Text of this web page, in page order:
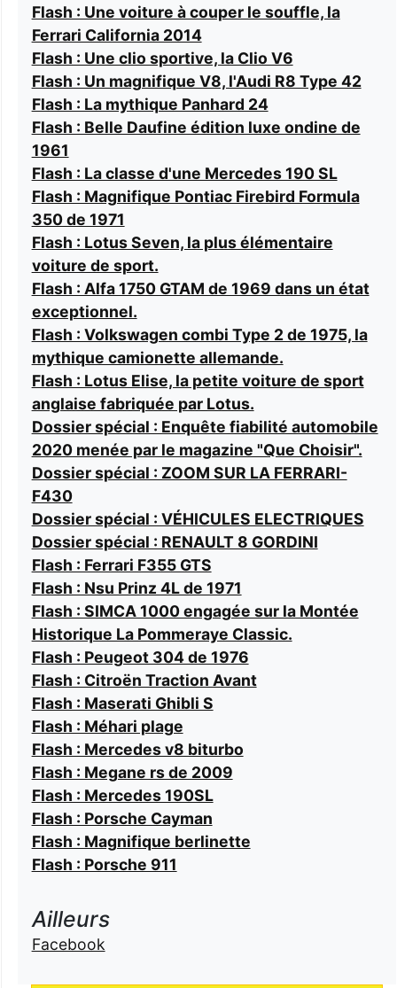
Flash : Une voiture à couper le souffle, la
Ferrari California 2014
Flash : Une clio sportive, la Clio V6
Flash : Un magnifique V8, l'Audi R8 Type 42
Flash : La mythique Panhard 24
Flash : Belle Daufine édition luxe ondine de
1961
Flash : La classe d'une Mercedes 190 SL
Flash : Magnifique Pontiac Firebird Formula
350 de 1971
Flash : Lotus Seven, la plus élémentaire
voiture de sport.
Flash : Alfa 1750 GTAM de 1969 dans un état
exceptionnel.
Flash : Volkswagen combi Type 2 de 1975, la
mythique camionette allemande.
Flash : Lotus Elise, la petite voiture de sport
anglaise fabriquée par Lotus.
Dossier spécial : Enquête fiabilité automobile
2020 menée par le magazine "Que Choisir".
Dossier spécial : ZOOM SUR LA FERRARI-
F430
Dossier spécial : VÉHICULES ELECTRIQUES
Dossier spécial : RENAULT 8 GORDINI
Flash : Ferrari F355 GTS
Flash : Nsu Prinz 4L de 1971
Flash : SIMCA 1000 engagée sur la Montée
Historique La Pommeraye Classic.
Flash : Peugeot 304 de 1976
Flash : Citroën Traction Avant
Flash : Maserati Ghibli S
Flash : Méhari plage
Flash : Mercedes v8 biturbo
Flash : Megane rs de 2009
Flash : Mercedes 190SL
Flash : Porsche Cayman
Flash : Magnifique berlinette
Flash : Porsche 911
Ailleurs
Facebook